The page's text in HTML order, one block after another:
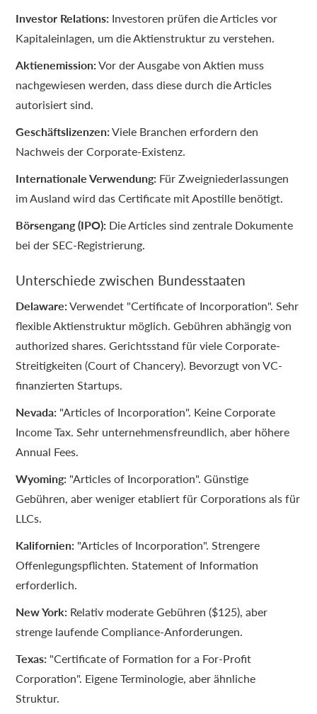
Investor Relations: Investoren prüfen die Articles vor
Kapitaleinlagen, um die Aktienstruktur zu verstehen.
Aktienemission:Vor der Ausgabe von Aktien muss
nachgewiesen werden, dass diese durch die Articles
autorisiert sind.
Geschäftslizenzen:Viele Branchen erfordern den
Nachweis der Corporate-Existenz.
Internationale Verwendung: Für Zweigniederlassungen
im Ausland wird das Certificate mit Apostille benötigt.
Börsengang (IPO): Die Articles sind zentrale Dokumente
bei der SEC-Registrierung.
Unterschiede zwischen Bundesstaaten
Delaware:Verwendet "Certificate of Incorporation". Sehr
flexible Aktienstruktur möglich. Gebühren abhängig von
authorized shares. Gerichtsstand für viele Corporate-
Streitigkeiten (Court of Chancery). Bevorzugt von VC-
finanzierten Startups.
Nevada: "Articles of Incorporation". Keine Corporate
Income Tax. Sehr unternehmensfreundlich, aber höhere
Annual Fees.
Wyoming: "Articles of Incorporation". Günstige
Gebühren, aber weniger etabliert für Corporations als für
LLCs.
Kalifornien: "Articles of Incorporation". Strengere
Offenlegungspflichten. Statement of Information
erforderlich.
New York: Relativ moderate Gebühren ($125), aber
strenge laufende Compliance-Anforderungen.
Texas: "Certificate of Formation for a For-Profit
Corporation". Eigene Terminologie, aber ähnliche
Struktur.